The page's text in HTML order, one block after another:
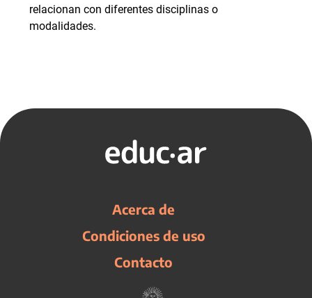
relacionan con diferentes disciplinas o
modalidades.
Acerca de
Condiciones de uso
Contacto